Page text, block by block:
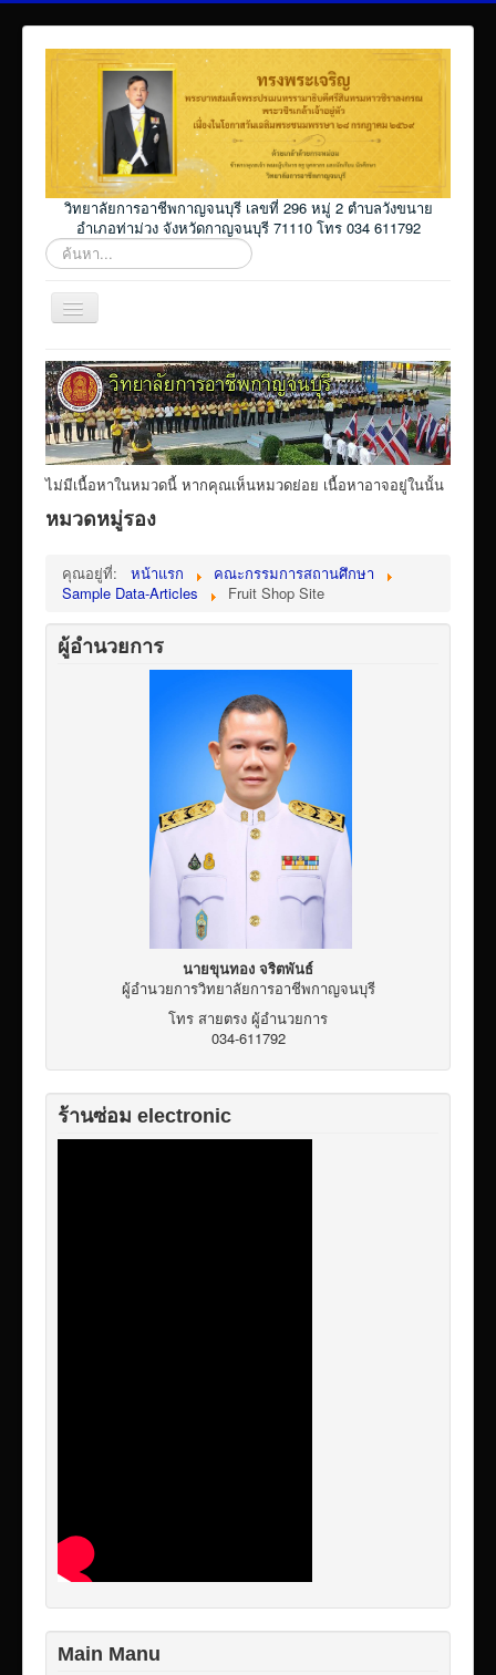
วิทยาลัยการอาชีพกาญจนบุรี เลขที่ 296 หมู่ 2 ตำบลวังขนาย
อำเภอท่าม่วง จังหวัดกาญจนบุรี 71110 โทร 034 611792
ค้นหา...
สลับ
เก
ชั่น
Home
โปรแกรม ศธ02 ออนไลน์
Elearning_kicec
Facebookงานประชาสัมพันธ์
VTR แนะนำวิทยาลัย
ID-PLAN
พัสดุ/จัดซื่อจัดจ้าง
Link รวมระบบรายงานข้อมูลต่าง ๆ
ศูนย์ซ่อมสร้างเพื่อชุมชน FixitCenter
รวม Link หน้าเว็บ QRCode
กฎหมายด้านการศึกษา
ร้องเรียน/ร้องทุกข์/สอบถามรายละเอียด
e-learning(sandbox)
เผยแพร่ผลงานวิชาการ
ข้อมูลเปิดเผยต่อสาธารณะ ita 2569
ไม่มีเนื้อหาในหมวดนี้ หากคุณเห็นหมวดย่อย เนื้อหาอาจอยู่ในนั้น
หมวดหมู่รอง
คุณอยู่ที่: หน้าแรก
คณะกรรมการสถานศึกษา
Sample Data-Articles
Fruit Shop Site
ผู้อำนวยการ
นายขุนทอง จริตพันธ์
ผู้อำนวยการวิทยาลัยการอาชีพกาญจนบุรี
โทร สายตรง ผู้อำนวยการ
034-611792
ร้านซ่อม electronic
Main Manu